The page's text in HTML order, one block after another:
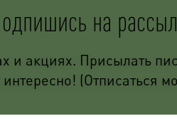
на
и акциях. Присылать
(Отписаться